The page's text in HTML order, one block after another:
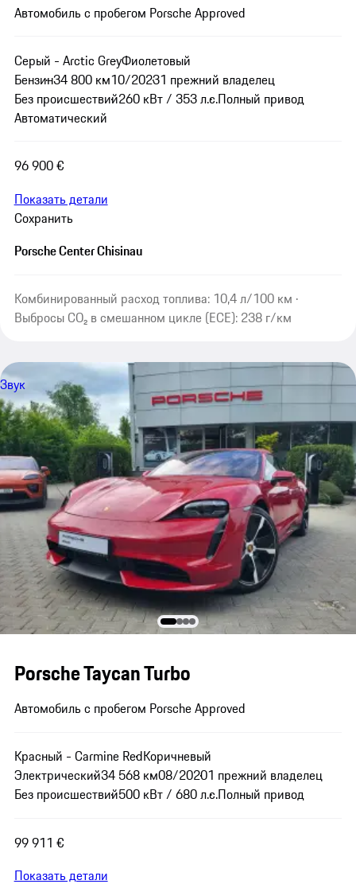
Автомобиль с пробегом Porsche Approved
Серый - Arctic GreyФиолетовый
Бензин34 800 км10/20231 прежний владелец
Без происшествий260 кВт / 353 л.с.Полный привод
Автоматический
96 900 €
Показать детали
Сохранить
Porsche Center Chisinau
Комбинированный расход топлива: 10,4 л/100 км ·
Выбросы CO₂ в смешанном цикле (ECE): 238 г/км
Звук
Porsche Taycan Turbo
Автомобиль с пробегом Porsche Approved
Красный - Carmine RedКоричневый
Электрический34 568 км08/20201 прежний владелец
Без происшествий500 кВт / 680 л.с.Полный привод
99 911 €
Показать детали